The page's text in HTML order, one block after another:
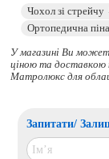
У магазині Ви
ціною та доставкою
Матролюкс для
Запитати/